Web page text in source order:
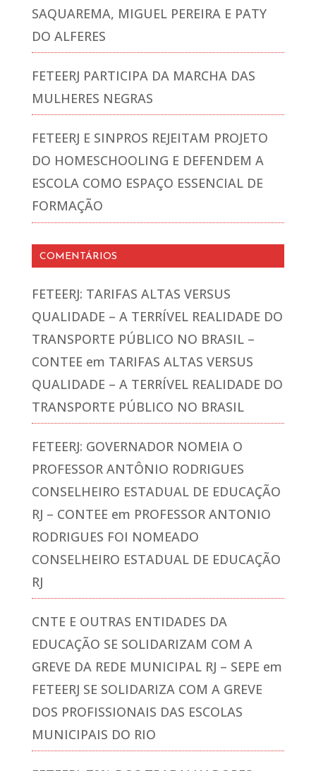
SAQUAREMA, MIGUEL PEREIRA E PATY
DO ALFERES
FETEERJ PARTICIPA DA MARCHA DAS
MULHERES NEGRAS
FETEERJ E SINPROS REJEITAM PROJETO
DO HOMESCHOOLING E DEFENDEM A
ESCOLA COMO ESPAÇO ESSENCIAL DE
FORMAÇÃO
COMENTÁRIOS
FETEERJ: TARIFAS ALTAS VERSUS
QUALIDADE – A TERRÍVEL REALIDADE DO
TRANSPORTE PÚBLICO NO BRASIL –
CONTEE em TARIFAS ALTAS VERSUS
QUALIDADE – A TERRÍVEL REALIDADE DO
TRANSPORTE PÚBLICO NO BRASIL
FETEERJ: GOVERNADOR NOMEIA O
PROFESSOR ANTÔNIO RODRIGUES
CONSELHEIRO ESTADUAL DE EDUCAÇÃO
RJ – CONTEE em PROFESSOR ANTONIO
RODRIGUES FOI NOMEADO
CONSELHEIRO ESTADUAL DE EDUCAÇÃO
RJ
CNTE E OUTRAS ENTIDADES DA
EDUCAÇÃO SE SOLIDARIZAM COM A
GREVE DA REDE MUNICIPAL RJ – SEPE em
FETEERJ SE SOLIDARIZA COM A GREVE
DOS PROFISSIONAIS DAS ESCOLAS
MUNICIPAIS DO RIO